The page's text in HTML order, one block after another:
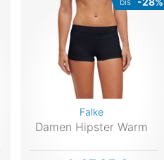
Falke
Damen Hipster Warm